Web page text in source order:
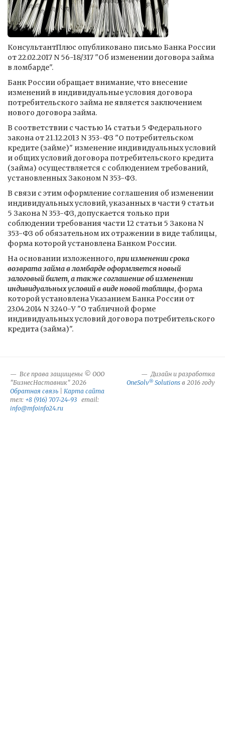
КонсультантПлюс опубликовано письмо Банка России
от 22.02.2017 N 56-18/317 "Об изменении договора займа
в ломбарде".
Банк России обращает внимание, что внесение
изменений в индивидуальные условия договора
потребительского займа не является заключением
нового договора займа.
В соответствии с частью 14 статьи 5 Федерального
закона от 21.12.2013 N 353-ФЗ "О потребительском
кредите (займе)" изменение индивидуальных условий
и общих условий договора потребительского кредита
(займа) осуществляется с соблюдением требований,
установленных Законом N 353-ФЗ.
В связи с этим оформление соглашения об изменении
индивидуальных условий, указанных в части 9 статьи
5 Закона N 353-ФЗ, допускается только при
соблюдении требования части 12 статьи 5 Закона N
353-ФЗ об обязательном их отражении в виде таблицы,
форма которой установлена Банком России.
На основании изложенного,при изменении срока
возврата займа в ломбарде оформляется новый
залоговый билет, а также соглашение об изменении
индивидуальных условий в виде новой таблицы, форма
которой установлена Указанием Банка России от
23.04.2014 N 3240-У "О табличной форме
индивидуальных условий договора потребительского
кредита (займа)".
Все права защищены © ООО
"БизнесНаставник" 2026
Обратная связь
Карта сайта
тел: +8 (916) 707-24-93 email:
info@mfoinfo24.ru
Дизайн и разработка
OneSolv® Solutions в 2016 году